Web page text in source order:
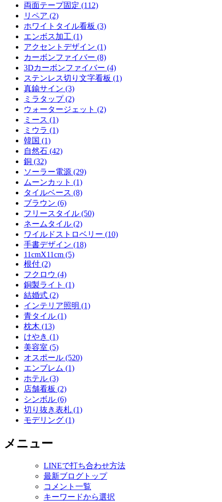
両面テープ固定 (112)
リペア (2)
ホワイトタイル看板 (3)
エンボス加工 (1)
アクセントデザイン (1)
カーボンファイバー (8)
3Dカーボンファイバー (4)
ステンレス切り文字看板 (1)
真鍮サイン (3)
ミラタップ (2)
ウォータージェット (2)
ミース (1)
ミウラ (1)
韓国 (1)
自然石 (42)
銅 (32)
ソーラー電源 (29)
ムーンカット (1)
タイルベース (8)
ブラウン (6)
フリースタイル (50)
ネームタイル (2)
ワイルドストロベリー (10)
手書デザイン (18)
11cmX11cm (5)
根付 (2)
フクロウ (4)
銅製ライト (1)
結婚式 (2)
インテリア照明 (1)
青タイル (1)
枕木 (13)
けやき (1)
美容室 (5)
オスポール (520)
エンブレム (1)
ホテル (3)
店舗看板 (2)
シンボル (6)
切り抜き表札 (1)
モデリング (1)
メニュー
LINEで打ち合わせ方法
最新ブログトップ
コメント一覧
キーワードから選択